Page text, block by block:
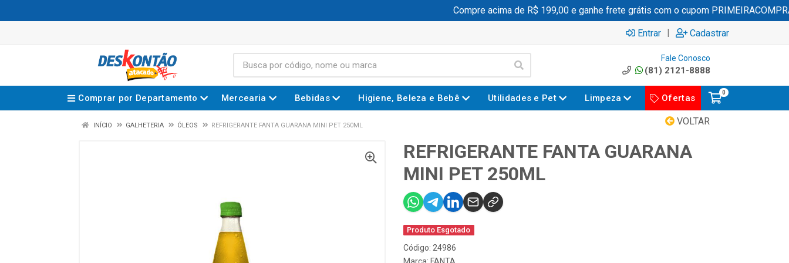
Compre acima de R$ 199,00 e ganhe frete grátis com o cupom PRIMEIRACOMPRA
Entrar | Cadastrar
Fale Conosco
(81) 2121-8888
Comprar por Departamento Mercearia Bebidas Higiene, Beleza e Bebê Utilidades e Pet Limpeza Ofertas
0
VOLTAR
INÍCIO GALHETERIA ÓLEOS REFRIGERANTE FANTA GUARANA MINI PET 250ML
REFRIGERANTE FANTA GUARANA
MINI PET 250ML
Produto Esgotado
Código: 24986